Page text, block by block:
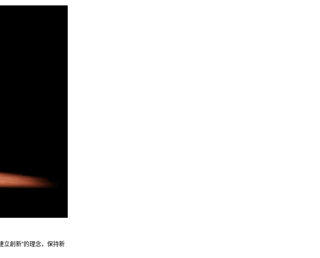
立創新”的理念，保持新